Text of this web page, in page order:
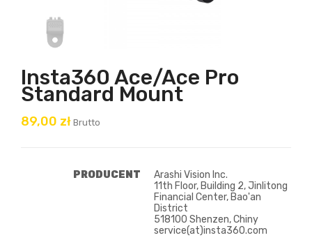
Insta360 Ace/Ace Pro
Standard Mount
89,00 zł Brutto
PRODUCENT
Arashi Vision Inc.
11th Floor, Building 2, Jinlitong
Financial Center, Bao'an
District
518100 Shenzen, Chiny
service(at)insta360.com